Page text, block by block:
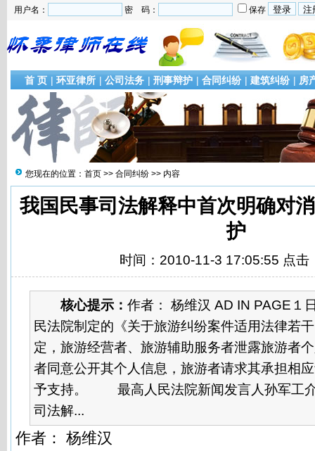
用户名： 密 码： 保存
首 页 | 环亚律所 | 公司法务 | 刑事辩护 | 合同纠纷 | 建筑纠纷 | 房
您现在的位置： 首页 >> 合同纠纷 >> 内容
我国民事司法解释中首次明确对
护
时间：2010-11-3 17:05:55 点击
核心提示： 作者： 杨维汉 AD IN PAGE１
民法院制定的《关于旅游纠纷案件适用法律若
定，旅游经营者、旅游辅助服务者泄露旅游者
者同意公开其个人信息，旅游者请求其承担相
予支持。 最高人民法院新闻发言人孙军工
司法解...
作者： 杨维汉